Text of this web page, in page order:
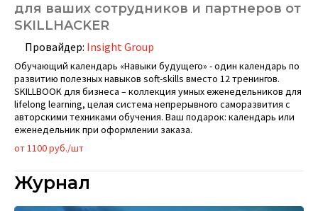
для ваших сотрудников и партнеров от
SKILLHACKER
Провайдер: Insight Group
Обучающий календарь «Навыки будущего» - один календарь по
развитию полезных навыков soft-skills вместо 12 тренингов.
SKILLBOOK для бизнеса – коллекция умных еженедельников для
lifelong learning, целая система непрерывного саморазвития с
авторскими техниками обучения. Ваш подарок: календарь или
еженедельник при оформлении заказа.
от 1100 руб./шт
Журнал